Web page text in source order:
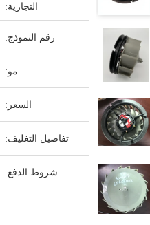
التجارية:
رقم النموذج:
مو:
السعر:
تفاصيل التغليف:
شروط الدفع: